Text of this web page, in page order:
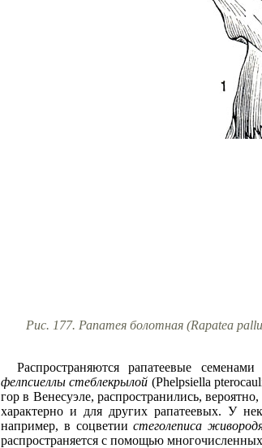
Рис. 177. Рапатея болотная (Rapatea
Распространяются рапатеевые
фелпсиеллы стеблекрылой (Phelpsiella
гор в Венесуэле, распространились,
характерно и для других рапатеевых. У
например, в соцветиистеголеписа
распространяется с помощью